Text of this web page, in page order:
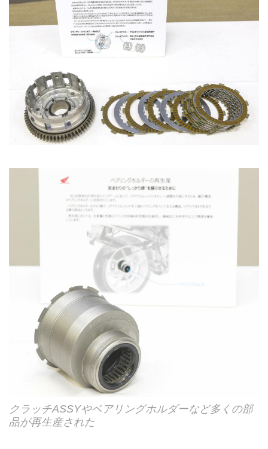
クラッチASSYやベアリングホルダーなど多くの部
品が再生産された